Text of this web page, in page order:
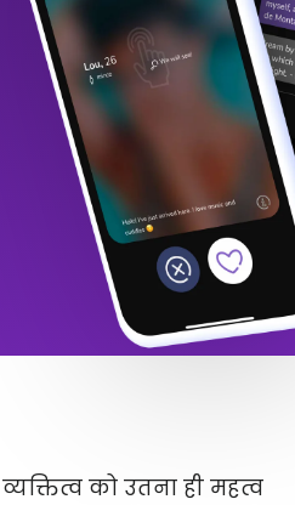
को उतना ही महत्व